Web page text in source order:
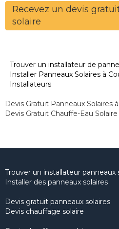
Recevez un devis
solaire
Trouver un installateur de
Installer Panneaux Solaires à
Installateurs
Devis Gratuit Panneaux Solaires
Devis Gratuit Chauffe-Eau
Trouver un installateur panneaux
Installer des panneaux solaires
Devis gratuit panneaux solaires
Devis chauffage solaire